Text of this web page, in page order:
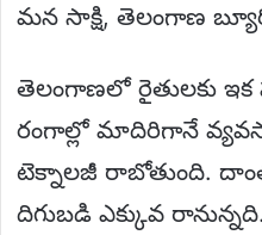
మన సాక్షి, తెలంగాణ
తెలంగాణలో రైతులకు ఇక
రంగాల్లో మాదిరిగానే
టెక్నాలజీ రాబోతుంది.
దిగుబడి ఎక్కువ